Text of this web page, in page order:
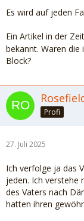
Es wird auf jeden
Ein Artikel in der
bekannt. Waren
Block?
Profi
27. Juli 2025
Ich verfolge ja das
jeden. Ich verstehe
des Vaters nach
hatten ihren